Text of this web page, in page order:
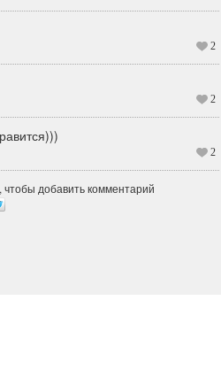
2
2
2
, чтобы добавить комментарий